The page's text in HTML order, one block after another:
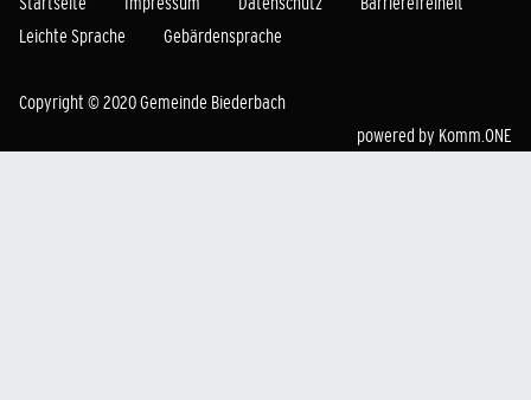
Leichte Sprache
Gebärdensprache
Copyright © 2020 Gemeinde Biederbach
powered by Komm.ONE